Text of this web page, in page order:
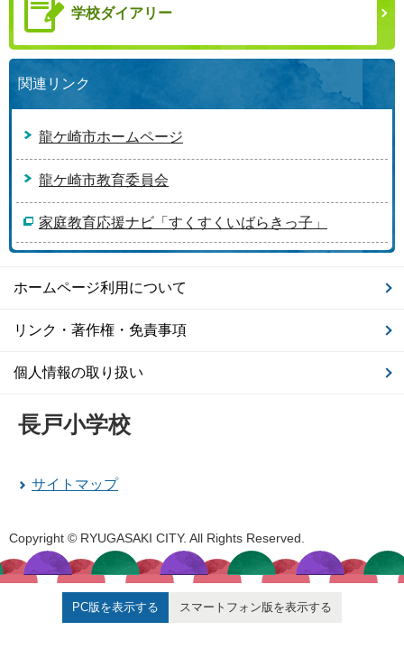
学校ダイアリー
関連リンク
龍ケ崎市ホームページ
龍ケ崎市教育委員会
家庭教育応援ナビ「すくすくいばらきっ子」
ホームページ利用について
リンク・著作権・免責事項
個人情報の取り扱い
長戸小学校
サイトマップ
Copyright © RYUGASAKI CITY. All Rights Reserved.
PC版を表示する スマートフォン版を表示する